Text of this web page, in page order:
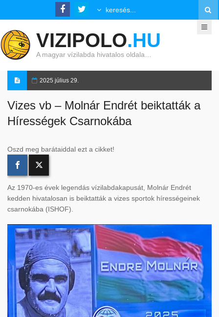
VIZIPOLO.HU
A magyar vízilabda hivatalos oldala…
2025 július 29.
Vizes vb – Molnár Endrét beiktatták a
Hírességek Csarnokába
Oszd meg barátaiddal ezt a cikket!
Az 1970-es évek legendás vízilabdakapusát, Molnár Endrét
kedden hivatalosan is beiktatták a vizes sportok hírességeinek
csarnokába (ISHOF).